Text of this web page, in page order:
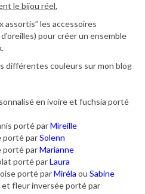
le bijou réel.
assortis” les accessoires
pour créer un ensemble
différentes couleurs sur mon blog
en ivoire et fuchsia porté
porté parMireille
porté parSolenn
porté parMarianne
porté parLaura
porté parMiréla ou Sabine
fleur inversée porté par